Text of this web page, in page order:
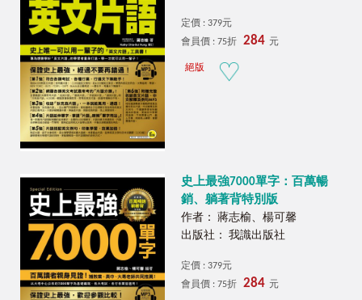
定價 : 379元
會員價 : 75折
284 元
絕版
史上最強7000單字：百萬暢
銷、躺著背特別版
作者： 蔣志榆、楊可馨
出版社： 我識出版社
定價 : 379元
會員價 : 75折
284 元